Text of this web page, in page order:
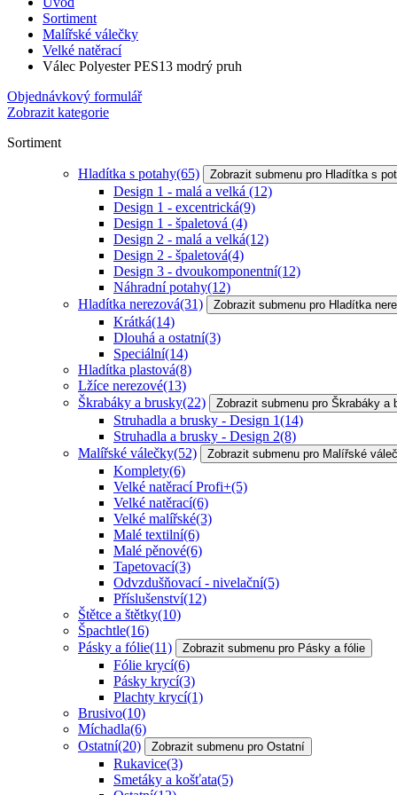
Sortiment
Malířské válečky
Velké natěrací
Válec Polyester PES13 modrý pruh
Objednávkový formulář
Zobrazit kategorie
Sortiment
Hladítka s potahy(65) Zobrazit submenu pro Hladítka s
Design 1 - malá a velká (12)
Design 1 - excentrická(9)
Design 1 - špaletová (4)
Design 2 - malá a velká(12)
Design 2 - špaletová(4)
Design 3 - dvoukomponentní(12)
Náhradní potahy(12)
Hladítka nerezová(31) Zobrazit submenu pro Hladítka
Krátká(14)
Dlouhá a ostatní(3)
Speciální(14)
Hladítka plastová(8)
Lžíce nerezové(13)
Škrabáky a brusky(22) Zobrazit submenu pro Škrabáky a
Struhadla a brusky - Design 1(14)
Struhadla a brusky - Design 2(8)
Malířské válečky(52) Zobrazit submenu pro Malířské
Komplety(6)
Velké natěrací Profi+(5)
Velké natěrací(6)
Velké malířské(3)
Malé textilní(6)
Malé pěnové(6)
Tapetovací(3)
Odvzdušňovací - nivelační(5)
Příslušenství(12)
Štětce a štětky(10)
Špachtle(16)
Pásky a fólie(11) Zobrazit submenu pro Pásky a fólie
Fólie krycí(6)
Pásky krycí(3)
Plachty krycí(1)
Brusivo(10)
Míchadla(6)
Ostatní(20) Zobrazit submenu pro Ostatní
Rukavice(3)
Smetáky a košťata(5)